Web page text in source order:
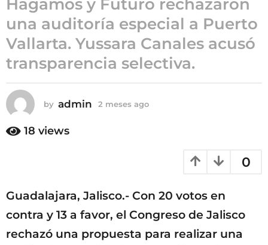
2
m
e
s
e
a
g
o
Hagamos y Futuro rechazaron
una auditoría especial a Puerto
Vallarta. Yussara Canales acusó
transparencia selectiva.
by admin 2 meses ago
o
18 views
0
Guadalajara, Jalisco.- Con 20 votos en
contra y 13 a favor, el Congreso de Jalisco
rechazó una propuesta para realizar una